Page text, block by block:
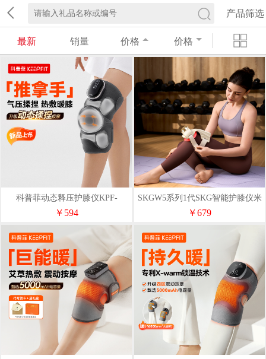
产品筛选
最新 销量 价格 价格
科普菲动态释压护膝仪KPF-
knee16S
￥594
SKGW5系列1代SKG智能护膝仪米
金色豪华款
￥679